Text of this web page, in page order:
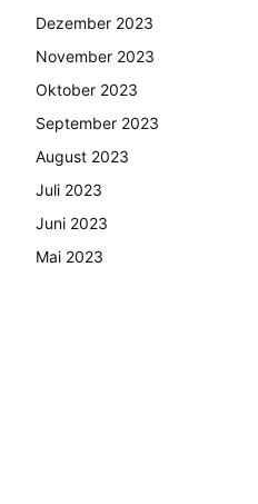
Dezember 2023
November 2023
Oktober 2023
September 2023
August 2023
Juli 2023
Juni 2023
Mai 2023